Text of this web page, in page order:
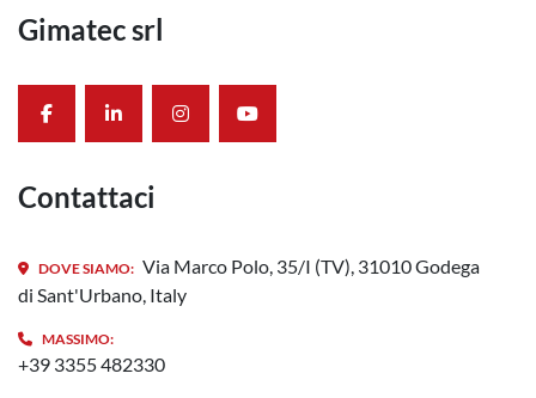
Gimatec srl
facebooklinkedininstagramyoutube
Contattaci
DOVE SIAMO: Via Marco Polo, 35/I (TV), 31010 Godega
di Sant'Urbano, Italy
MASSIMO:
+39 3355 482330